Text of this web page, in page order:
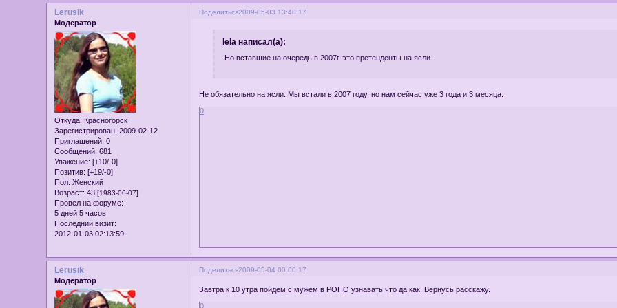
Поделиться2009-05-03 13:40:17
Lerusik
Модератор
Откуда: Красногорск
Зарегистрирован: 2009-02-12
Приглашений: 0
Сообщений: 681
Уважение: [+10/-0]
Позитив: [+19/-0]
Пол: Женский
Возраст: 43[1983-06-07]
Провел на форуме:
5 дней 5 часов
Последний визит:
2012-01-03 02:13:59
lela написал(а):
.Но вставшие на очередь в 2007г-это претенденты на ясли..
Не обязательно на ясли. Мы встали в 2007 году, но нам сейчас уже 3 года и 3 месяца.
0
Поделиться2009-05-04 00:00:17
Lerusik
Модератор
Завтра к 10 утра пойдём с мужем в РОНО узнавать что да как. Вернусь расскажу.
0